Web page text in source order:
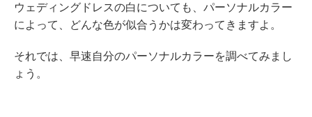
ウェディングドレスの白についても、パーソナルカラー
によって、どんな色が似合うかは変わってきますよ。
それでは、早速自分のパーソナルカラーを調べてみまし
ょう。